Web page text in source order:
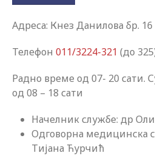
Адреса: Кнез Данилова бр. 16
Телефон 011/3224-321 (до
Радно време од 07- 20 сати.
од 08 – 18 сати
Начелник службе: др
Одговорна медицинска
Тијана Ћурчић